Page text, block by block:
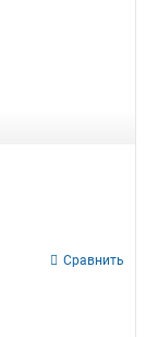
Сравнить